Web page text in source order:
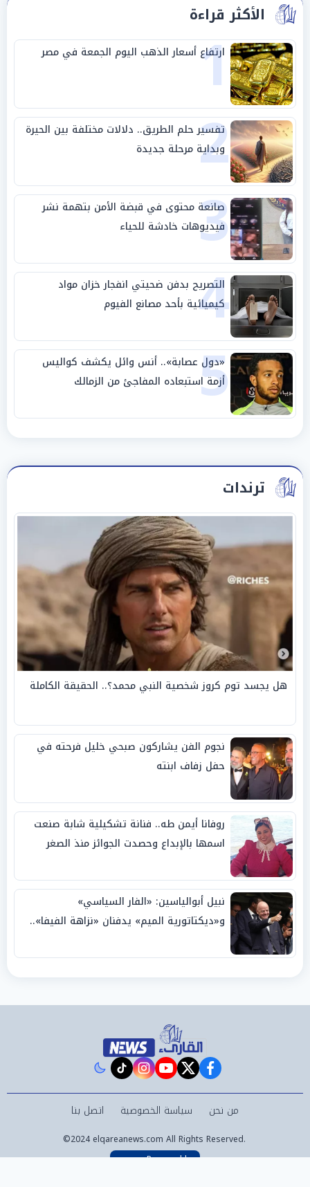
الأكثر قراءة
1
ارتفاع أسعار الذهب اليوم الجمعة في مصر
2
تفسير حلم الطريق.. دلالات مختلفة بين الحيرة
وبداية مرحلة جديدة
3
صانعة محتوى في قبضة الأمن بتهمة نشر
فيديوهات خادشة للحياء
4
التصريح بدفن ضحيتي انفجار خزان مواد
كيميائية بأحد مصانع الفيوم
5
«دول عصابة».. أنس وائل يكشف كواليس
أزمة استبعاده المفاجئ من الزمالك
ترندات
هل يجسد توم كروز شخصية النبي محمد؟.. الحقيقة الكاملة
نجوم الفن يشاركون صبحي خليل فرحته في
حفل زفاف ابنته
روفانا أيمن طه.. فنانة تشكيلية شابة صنعت
اسمها بالإبداع وحصدت الجوائز منذ الصغر
نبيل أبوالياسين: «الفار السياسي»
و«ديكتاتورية الميم» يدفنان «نزاهة الفيفا»..
facebook
twitter
youtube
instagram
tiktok
من نحن سياسة الخصوصية اتصل بنا
©2024 elqareanews.com All Rights Reserved.
Powered by